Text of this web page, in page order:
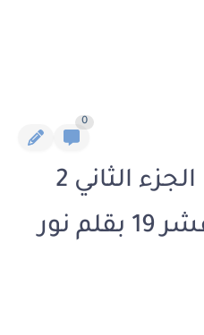
0
رواية وجوه الحب الجزء الثاني 2
الفصل التاسع عشر 19 بقلم نور